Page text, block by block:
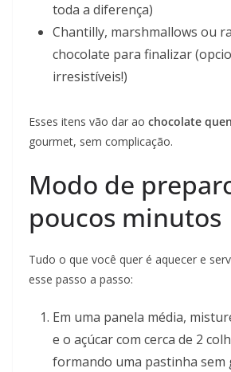
toda a diferença)
Chantilly, marshmallows ou
chocolate para finalizar
irresistíveis!)
Esses itens vão dar ao chocolate
gourmet, sem complicação.
Modo de
poucos minutos
Tudo o que você quer é aquecer e
esse passo a passo:
Em uma panela média,
e o açúcar com cerca de 2
formando uma pastinha sem